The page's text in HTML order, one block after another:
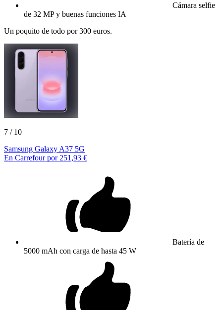
Cámara selfie
de 32 MP y buenas funciones IA
Un poquito de todo por 300 euros.
7 / 10
Samsung Galaxy A37 5G
En Carrefour por 251,93 €
Batería de
5000 mAh con carga de hasta 45 W